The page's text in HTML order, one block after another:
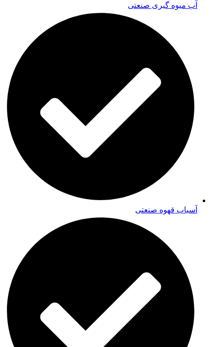
آب میوه گیری صنعتی
آسیاب قهوه صنعتی